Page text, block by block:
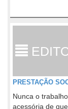
PRESTAÇÃO
Nunca o
acessória de